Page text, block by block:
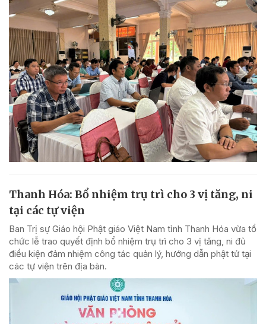
Thanh Hóa: Bổ nhiệm trụ trì cho 3 vị tăng, ni
tại các tự viện
Ban Trị sự Giáo hội Phật giáo Việt Nam tỉnh Thanh Hóa vừa tổ
chức lễ trao quyết định bổ nhiệm trụ trì cho 3 vị tăng, ni đủ
điều kiện đảm nhiệm công tác quản lý, hướng dẫn phật tử tại
các tự viện trên địa bàn.